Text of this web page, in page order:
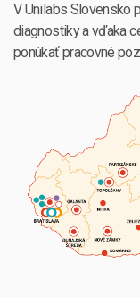
V Unilabs Slovensko
diagnostiky a vďaka
ponúkať pracovné